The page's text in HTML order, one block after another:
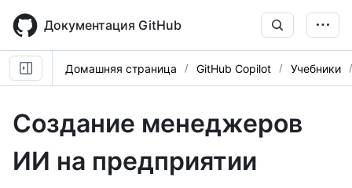
main
content
Документация GitHub
Домашняя страница GitHub Copilot Учебники
Создание менеджеров
ИИ на предприятии